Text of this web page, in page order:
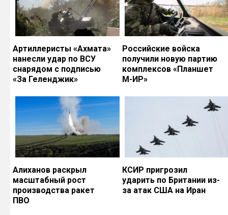
Артиллеристы «Ахмата»
нанесли удар по ВСУ
снарядом с подписью
«За Геленджик»
Российские войска
получили новую партию
комплексов «Планшет
М-ИР»
Алиханов раскрыл
масштабный рост
производства ракет
ПВО
КСИР пригрозил
ударить по Британии из-
за атак США на Иран